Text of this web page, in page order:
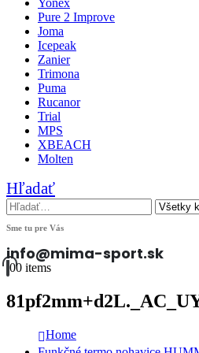
Yonex
Pure 2 Improve
Joma
Icepeak
Zanier
Trimona
Puma
Rucanor
Trial
MPS
XBEACH
Molten
Hľadať
Sme tu pre Vás
info@mima-sport.sk
00 items
Home